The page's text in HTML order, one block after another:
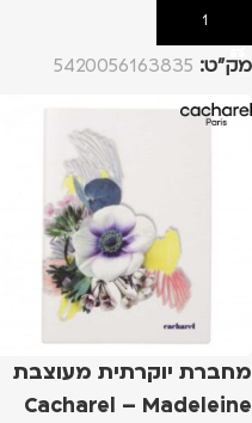
הוספה לסל
מק”ט: 5420056163835
מחברת יוקרתית מעוצבת
Cacharel – Madeleine